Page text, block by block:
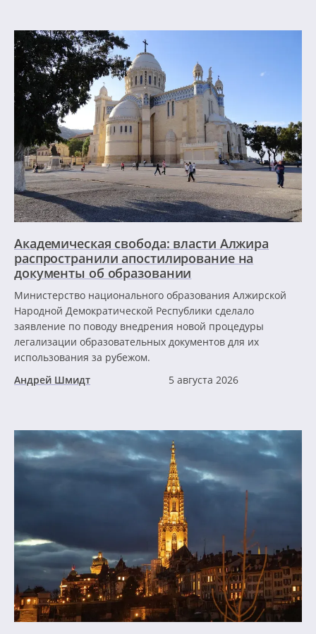
Академическая свобода: власти Алжира
распространили апостилирование на
документы об образовании
Министерство национального образования Алжирской
Народной Демократической Республики сделало
заявление по поводу внедрения новой процедуры
легализации образовательных документов для их
использования за рубежом.
Андрей Шмидт
5 августа 2026